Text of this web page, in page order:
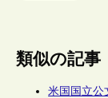
類似の記事
米国国立公